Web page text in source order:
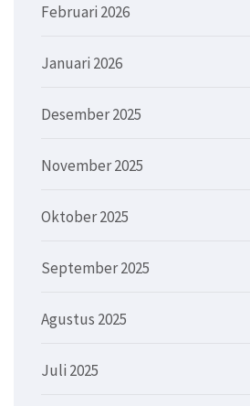
Februari 2026
Januari 2026
Desember 2025
November 2025
Oktober 2025
September 2025
Agustus 2025
Juli 2025